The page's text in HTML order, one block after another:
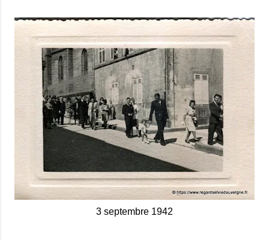
3 septembre 1942